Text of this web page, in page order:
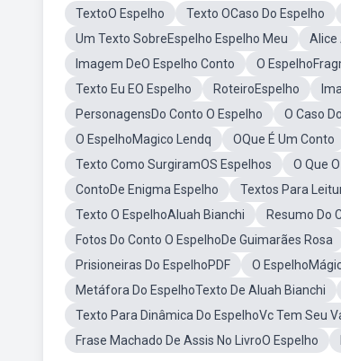
TextoO Espelho Texto OCaso Do Espelho
Um Texto SobreEspelho Espelho Meu
Alice
Imagem DeO Espelho Conto
O
Texto Eu EO Espelho
RoteiroEspelho
PersonagensDo Conto O Espelho
O Caso
O EspelhoMagico Lendq
OQue É Um Conto
Texto Como SurgiramOS Espelhos
O Que
ContoDe Enigma Espelho
Textos Para
Texto O EspelhoAluah Bianchi
Resumo Do
Fotos Do Conto O EspelhoDe Guimarães Rosa
Prisioneiras Do EspelhoPDF
O
Metáfora Do EspelhoTexto De Aluah Bianchi
Texto Para Dinâmica Do EspelhoVc Tem Seu
Frase Machado De Assis No LivroO Espelho